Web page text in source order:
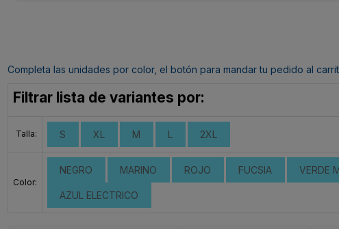
Completa las unidades por color, el botón para mandar tu pedido al
Filtrar lista de variantes por:
Talla: S XL M L 2XL
Color:
NEGRO MARINO ROJO FUCSIA VERDE
AZUL ELECTRICO